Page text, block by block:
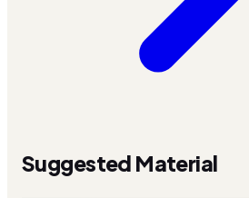
Suggested Material